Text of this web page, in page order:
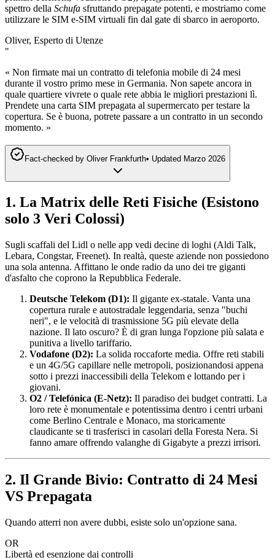
spettro della Schufa sfruttando prepagate potenti, e mostriamo come
utilizzare le SIM e-SIM virtuali fin dal gate di sbarco in aeroporto.
Oliver, Esperto di Utenze
"
« Non firmate mai un contratto di telefonia mobile di 24 mesi
durante il vostro primo mese in Germania. Non sapete ancora in
quale quartiere vivrete o quale rete abbia le migliori prestazioni lì.
Prendete una carta SIM prepagata al supermercato per testare la
copertura. Se è buona, potrete passare a un contratto in un secondo
momento. »
Fact-checked by Oliver Frankfurth• Updated Marzo 2026
1. La Matrix delle Reti Fisiche (Esistono
solo 3 Veri Colossi)
Sugli scaffali del Lidl o nelle app vedi decine di loghi (Aldi Talk,
Lebara, Congstar, Freenet). In realtà, queste aziende non possiedono
una sola antenna. Affittano le onde radio da uno dei tre giganti
d'asfalto che coprono la Repubblica Federale.
Deutsche Telekom (D1): Il gigante ex-statale. Vanta una
copertura rurale e autostradale leggendaria, senza "buchi
neri", e le velocità di trasmissione 5G più elevate della
nazione. Il lato oscuro? È di gran lunga l'opzione più salata e
punitiva a livello tariffario.
Vodafone (D2): La solida roccaforte media. Offre reti stabili
e un 4G/5G capillare nelle metropoli, posizionandosi appena
sotto i prezzi inaccessibili della Telekom e lottando per i
giovani.
O2 / Telefónica (E-Netz): Il paradiso dei budget contratti. La
loro rete è monumentale e potentissima dentro i centri urbani
come Berlino Centrale e Monaco, ma storicamente
claudicante se ti trasferisci in casolari della Foresta Nera. Si
fanno amare offrendo valanghe di Gigabyte a prezzi irrisori.
2. Il Grande Bivio: Contratto di 24 Mesi
VS Prepagata
Quando atterri non avere dubbi, esiste solo un'opzione sana.
OR
Libertà ed esenzione dai controlli